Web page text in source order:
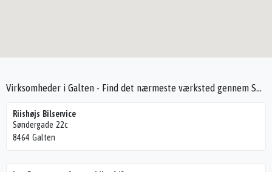
Virksomheder i Galten - Find det nærmeste værksted gennem Seek4Cars
Riishøjs Bilservice
Søndergade 22c
8464 Galten